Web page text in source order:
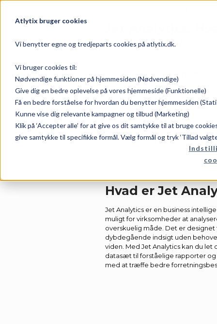
Atlytix bruger cookies
Vi benytter egne og tredjeparts cookies på atlytix.dk.
Vi bruger cookies til:
Nødvendige funktioner på hjemmesiden (Nødvendige)
Give dig en bedre oplevelse på vores hjemmeside (Funktionelle)
Få en bedre forståelse for hvordan du benytter hjemmesiden
Kunne vise dig relevante kampagner og tilbud (Marketing)
Klik på ‘Accepter alle’ for at give os dit samtykke til at bruge
give samtykke til specifikke formål. Vælg formål og tryk ‘Tillad
bruges det?
maj 21, 2026 Rene
Hvad er Jet
Jet Analytics er en business
muligt for virksomheder at
overskuelig måde. Det er
dybdegående indsigt uden
viden. Med Jet Analytics kan du
datasæt til forståelige rapporter
med at træffe bedre